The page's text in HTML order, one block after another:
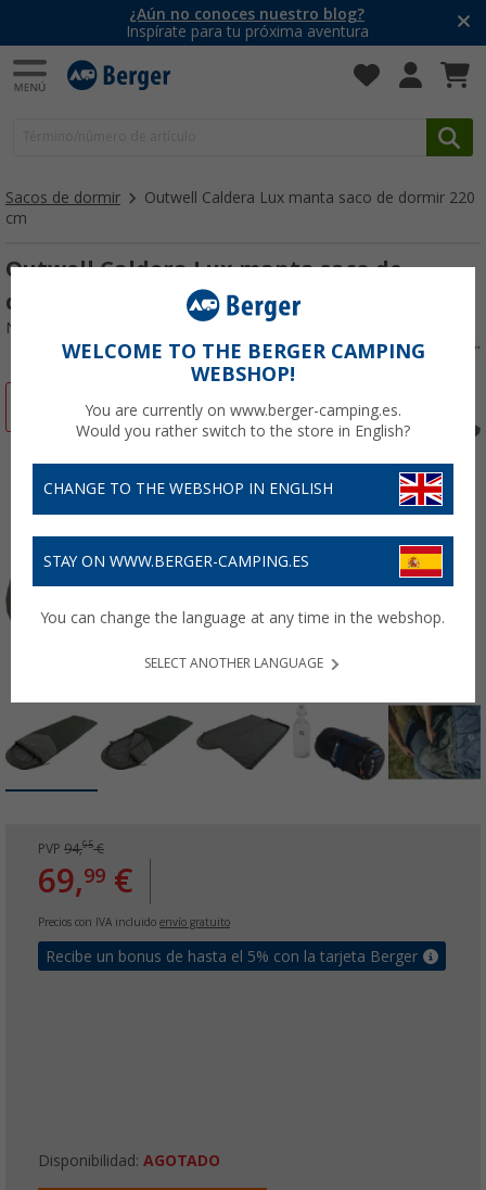
¿Aún no conoces nuestro blog?
Inspírate para tu próxima aventura
Sacos de dormir
Outwell Caldera Lux manta saco de dormir 220
cm
Outwell Caldera Lux manta saco de
dormir 220 cm
Nº de artículo 410008
PVP 94,95€
69,99 €
Precios con IVA incluido envío gratuito
Recibe un bonus de hasta el 5% con la tarjeta Berger
Disponibilidad: AGOTADO
WELCOME TO THE BERGER CAMPING
WEBSHOP!
You are currently on www.berger-camping.es.
Would you rather switch to the store in English?
CHANGE TO THE WEBSHOP IN ENGLISH
STAY ON WWW.BERGER-CAMPING.ES
You can change the language at any time in the webshop.
SELECT ANOTHER LANGUAGE